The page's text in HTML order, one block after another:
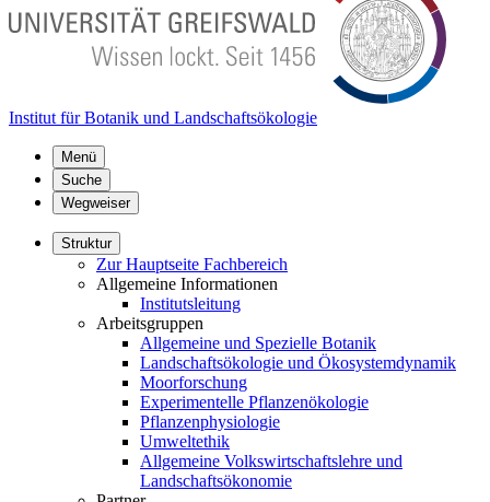
Institut für Botanik und Landschaftsökologie
Menü
Suche
Wegweiser
Struktur
Zur Hauptseite Fachbereich
Allgemeine Informationen
Institutsleitung
Arbeitsgruppen
Allgemeine und Spezielle Botanik
Landschaftsökologie und Ökosystemdynamik
Moorforschung
Experimentelle Pflanzenökologie
Pflanzenphysiologie
Umweltethik
Allgemeine Volkswirtschaftslehre und
Landschaftsökonomie